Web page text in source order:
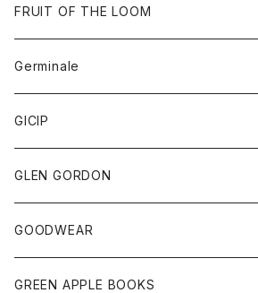
Tシャツ
ボトム
バッグ
サングラス
FRUIT OF THE LOOM
アウター
パーカー
グッズ
ネクタイ
チーフ
トップス
シャツ
タンクトップ
ボトム
ショートパンツ
レディース
Germinale
靴
サンダル
GICIP
トップス
Tシャツ
GLEN GORDON
グッズ
手袋
GOODWEAR
トップス
GREEN APPLE BOOKS